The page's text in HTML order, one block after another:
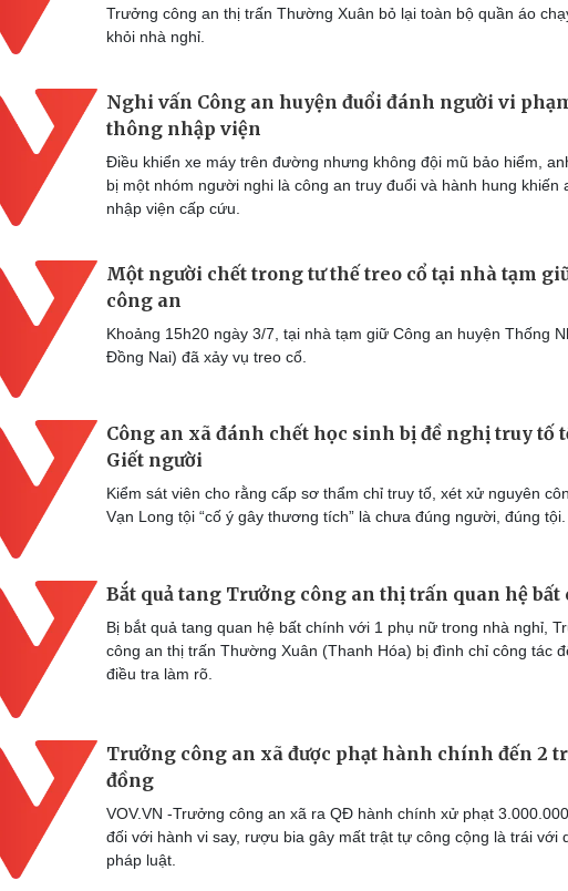
Trưởng công an thị trấn Thường Xuân bỏ lại toàn bộ quần áo
khỏi nhà nghỉ.
Nghi vấn Công an huyện đuổi đánh người vi
thông nhập viện
Điều khiển xe máy trên đường nhưng không đội mũ bảo hiểm,
bị một nhóm người nghi là công an truy đuổi và hành hung khiến
nhập viện cấp cứu.
Một người chết trong tư thế treo cổ tại nhà tạm
công an
Khoảng 15h20 ngày 3/7, tại nhà tạm giữ Công an huyện Thống
Đồng Nai) đã xảy vụ treo cổ.
Công an xã đánh chết học sinh bị đề nghị truy tố
Giết người
Kiểm sát viên cho rằng cấp sơ thẩm chỉ truy tố, xét xử nguyên
Vạn Long tội “cố ý gây thương tích” là chưa đúng người, đúng tội.
Bắt quả tang Trưởng công an thị trấn quan hệ bất
Bị bắt quả tang quan hệ bất chính với 1 phụ nữ trong nhà nghỉ,
công an thị trấn Thường Xuân (Thanh Hóa) bị đình chỉ công tác
điều tra làm rõ.
Trưởng công an xã được phạt hành chính đến 2
đồng
VOV.VN -Trưởng công an xã ra QĐ hành chính xử phạt
đối với hành vi say, rượu bia gây mất trật tự công cộng là trái với
pháp luật.